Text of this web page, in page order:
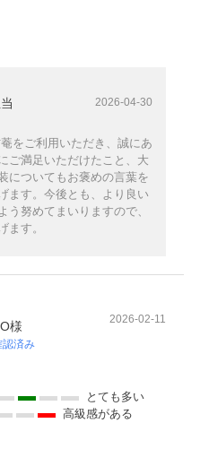
2026-04-30
をご利用いただき、誠にあ
ご満足いただけたこと、大
についてもお褒めの言葉を
ます。今後とも、より良い
う努めてまいりますので、
ます。
様
認済み
2026-02-11
とても多い
高級感がある